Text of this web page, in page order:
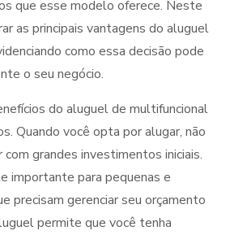
que esse modelo oferece. Neste
as principais vantagens do aluguel
como essa decisão pode
o seu negócio.
do aluguel de multifuncional
Quando você opta por alugar, não
com grandes investimentos iniciais.
importante para pequenas e
precisam gerenciar seu orçamento
permite que você tenha